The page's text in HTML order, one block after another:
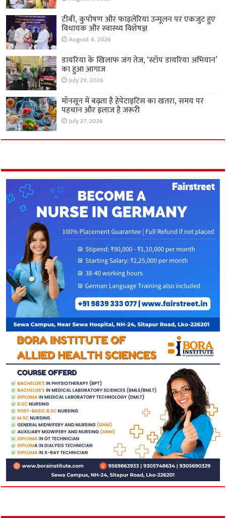
टीबी, कुपोषण और फाइलेरिया उन्मूलन पर एकजुट हुए
विधायक और स्वास्थ्य विशेषज्ञ
August 4, 2026
डायरिया के खिलाफ जंग तेज, ‘स्टॉप डायरिया अभियान’
का हुआ आगाज
July 29, 2026
मॉनसून में बढ़ता है हेपेटाइटिस का खतरा, समय पर
पहचान और इलाज है जरूरी
July 27, 2026